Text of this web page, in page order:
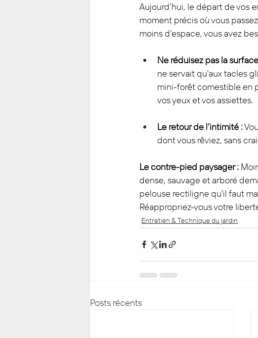
Aujourd’hui, le départ de vos
moment précis où vous
moins d’espace, vous avez
Ne réduisez pas la
ne servait qu'aux tacles
mini-forêt comestible en
vos yeux et vos assiettes.
Le retour de l’intimité :
dont vous rêviez, sans
Le contre-pied paysager :
dense, sauvage et arboré
pelouse rectiligne qu'il faut
Réappropriez-vous votre
Entretien & Technique du jardin
Posts récents